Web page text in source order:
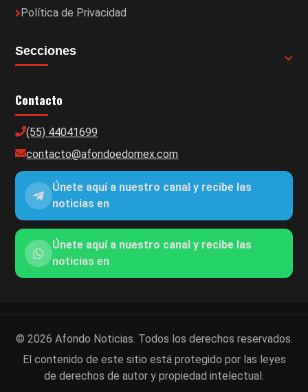
Política de Privacidad
Secciones
Contacto
(55) 44041699
contacto@afondoedomex.com
Únete aquí a nuestro canal y recibe las
noticias en
Únete aquí a nuestro canal y recibe las
noticias en
© 2026 Afondo Noticias. Todos los derechos reservados.
El contenido de este sitio está protegido por las leyes
de derechos de autor y propiedad intelectual.